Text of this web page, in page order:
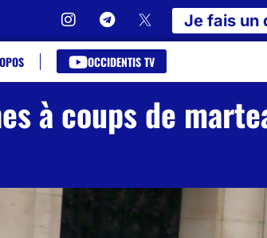
Je fais un
OCCIDENTIS TV
à coups de